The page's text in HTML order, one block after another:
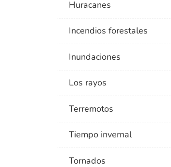
Huracanes
Incendios forestales
Inundaciones
Los rayos
Terremotos
Tiempo invernal
Tornados